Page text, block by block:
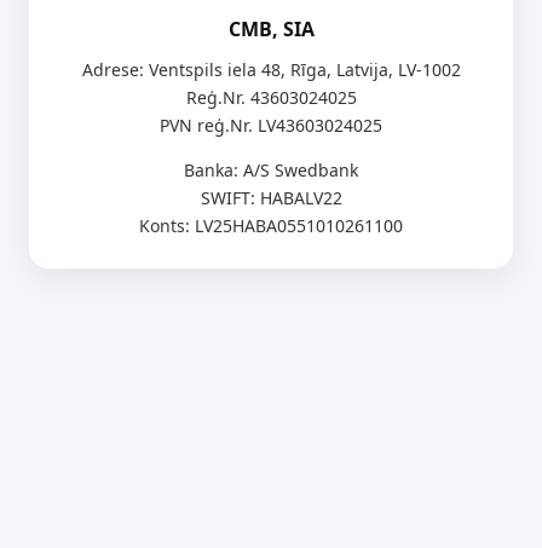
CMB, SIA
Adrese: Ventspils iela 48, Rīga, Latvija, LV-1002
Reģ.Nr. 43603024025
PVN reģ.Nr. LV43603024025
Banka: A/S Swedbank
SWIFT: HABALV22
Konts: LV25HABA0551010261100